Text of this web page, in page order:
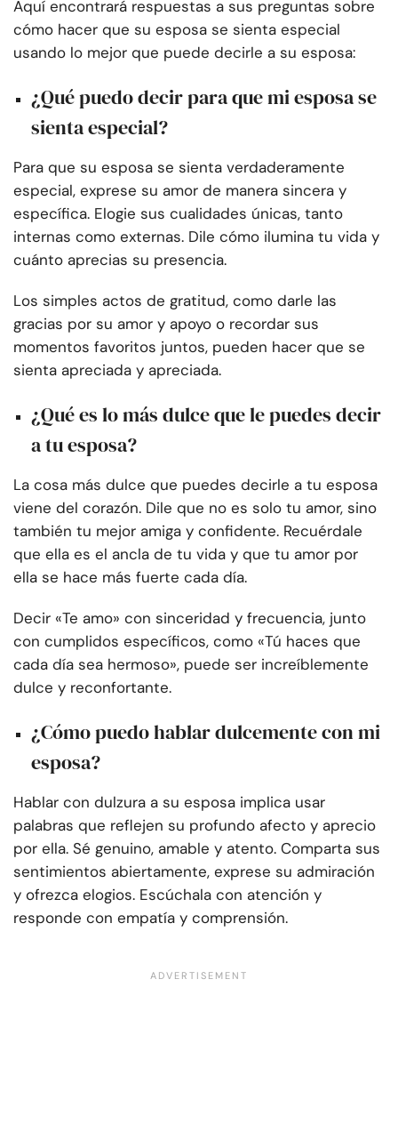
Aquí encontrará respuestas a sus preguntas sobre
cómo hacer que su esposa se sienta especial
usando lo mejor que puede decirle a su esposa:
¿Qué puedo decir para que mi esposa se
sienta especial?
Para que su esposa se sienta verdaderamente
especial, exprese su amor de manera sincera y
específica. Elogie sus cualidades únicas, tanto
internas como externas. Dile cómo ilumina tu vida y
cuánto aprecias su presencia.
Los simples actos de gratitud, como darle las
gracias por su amor y apoyo o recordar sus
momentos favoritos juntos, pueden hacer que se
sienta apreciada y apreciada.
¿Qué es lo más dulce que le puedes decir
a tu esposa?
La cosa más dulce que puedes decirle a tu esposa
viene del corazón. Dile que no es solo tu amor, sino
también tu mejor amiga y confidente. Recuérdale
que ella es el ancla de tu vida y que tu amor por
ella se hace más fuerte cada día.
Decir «Te amo» con sinceridad y frecuencia, junto
con cumplidos específicos, como «Tú haces que
cada día sea hermoso», puede ser increíblemente
dulce y reconfortante.
¿Cómo puedo hablar dulcemente con mi
esposa?
Hablar con dulzura a su esposa implica usar
palabras que reflejen su profundo afecto y aprecio
por ella. Sé genuino, amable y atento. Comparta sus
sentimientos abiertamente, exprese su admiración
y ofrezca elogios. Escúchala con atención y
responde con empatía y comprensión.